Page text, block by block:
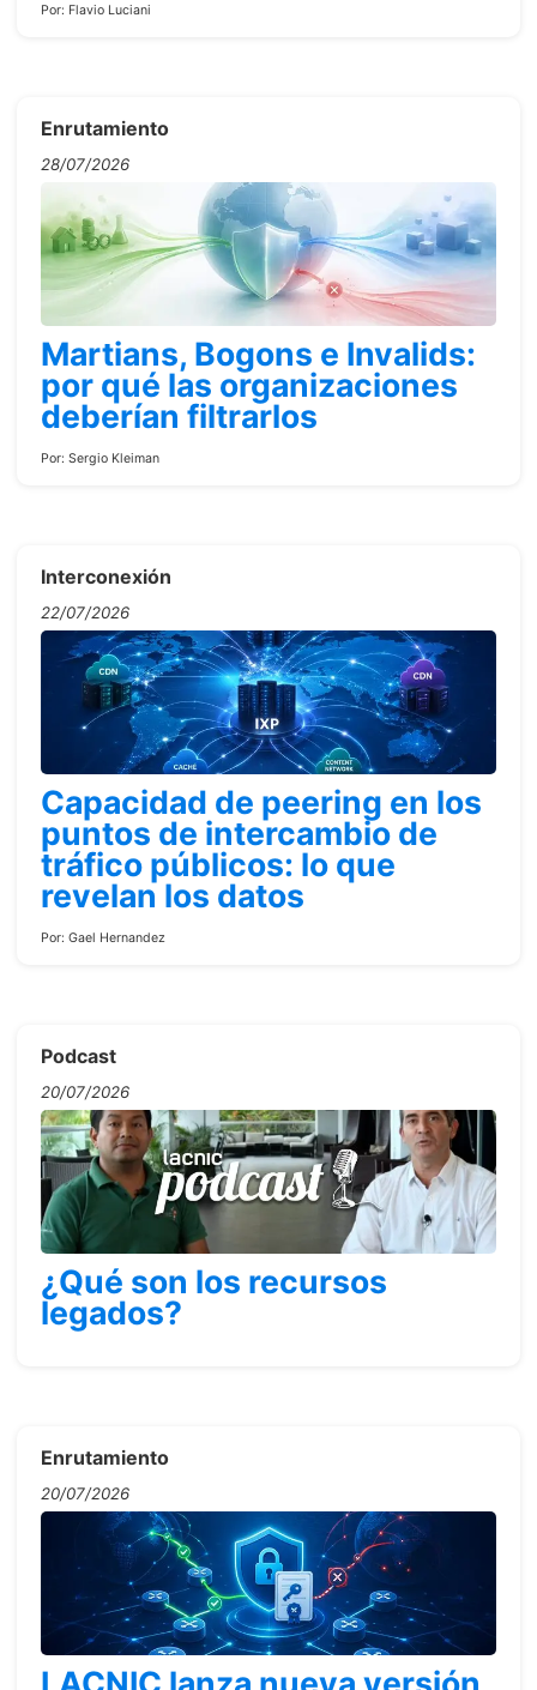
Por: Flavio Luciani
Enrutamiento
28/07/2026
Martians, Bogons e Invalids:
por qué las organizaciones
deberían filtrarlos
Por: Sergio Kleiman
Interconexión
22/07/2026
Capacidad de peering en los
puntos de intercambio de
tráfico públicos: lo que
revelan los datos
Por: Gael Hernandez
Podcast
20/07/2026
¿Qué son los recursos
legados?
Enrutamiento
20/07/2026